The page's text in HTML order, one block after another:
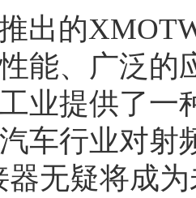
出的
能、广泛的
业提供了一
车行业对射
器无疑将成